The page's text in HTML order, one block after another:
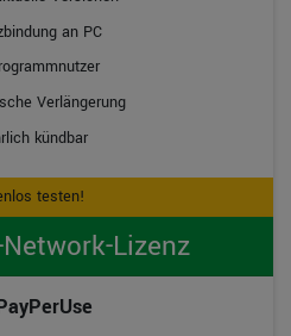
an PC
Verlängerung
kündbar
testen!
Lizenz